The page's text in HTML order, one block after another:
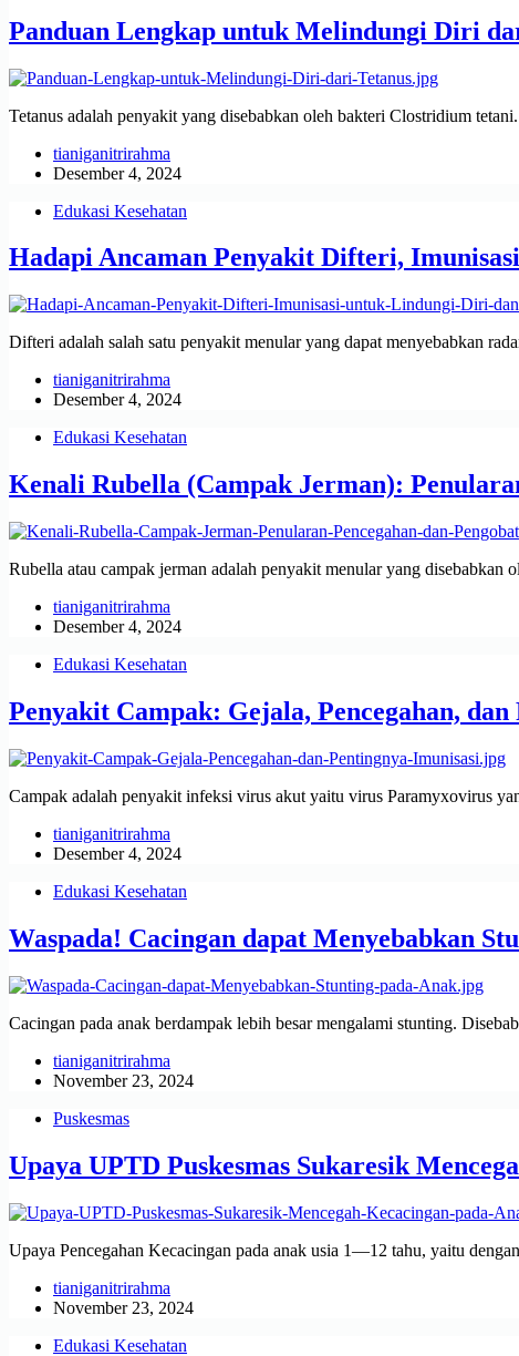
Panduan Lengkap untuk Melindungi Diri
Tetanus adalah penyakit yang disebabkan oleh bakteri Clostridium
tianiganitrirahma
Desember 4, 2024
Edukasi Kesehatan
Hadapi Ancaman Penyakit Difteri,
Difteri adalah salah satu penyakit menular yang dapat menyebabkan
tianiganitrirahma
Desember 4, 2024
Edukasi Kesehatan
Kenali Rubella (Campak Jerman):
Rubella atau campak jerman adalah penyakit menular yang
tianiganitrirahma
Desember 4, 2024
Edukasi Kesehatan
Penyakit Campak: Gejala, Pencegahan,
Campak adalah penyakit infeksi virus akut yaitu virus Paramyxovirus
tianiganitrirahma
Desember 4, 2024
Edukasi Kesehatan
Waspada! Cacingan dapat Menyebabkan
Cacingan pada anak berdampak lebih besar mengalami stunting.
tianiganitrirahma
November 23, 2024
Puskesmas
Upaya UPTD Puskesmas Sukaresik
Upaya Pencegahan Kecacingan pada anak usia 1—12 tahu, yaitu
tianiganitrirahma
November 23, 2024
Edukasi Kesehatan